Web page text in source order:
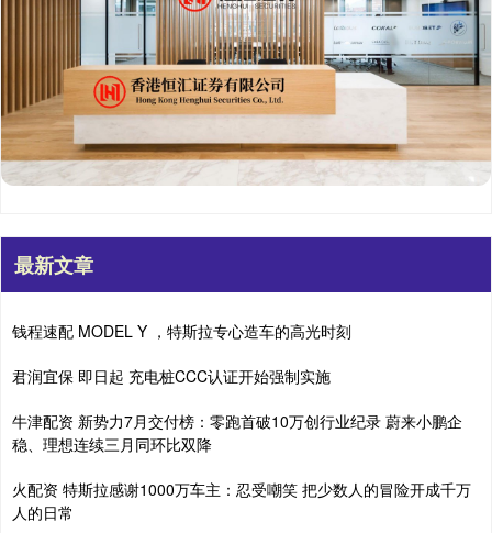
最新文章
钱程速配 MODEL Y ，特斯拉专心造车的高光时刻
君润宜保 即日起 充电桩CCC认证开始强制实施
牛津配资 新势力7月交付榜：零跑首破10万创行业纪录 蔚来小鹏企
稳、理想连续三月同环比双降
火配资 特斯拉感谢1000万车主：忍受嘲笑 把少数人的冒险开成千万
人的日常